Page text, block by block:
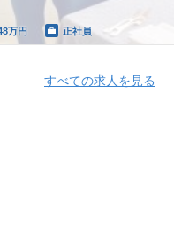
万円 正社員
すべての求人を見る